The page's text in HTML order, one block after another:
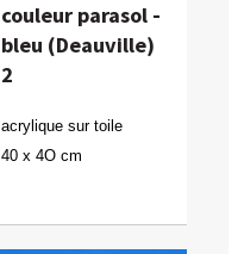
couleur parasol -
bleu (Deauville)
2
acrylique sur toile
40 x 4O cm